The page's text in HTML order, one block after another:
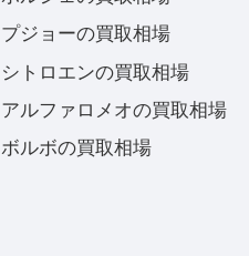
プジョーの買取相場
シトロエンの買取相場
アルファロメオの買取相場
ボルボの買取相場